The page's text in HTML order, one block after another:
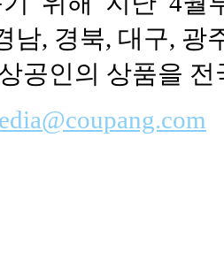
남, 경북, 대구, 광
공인의 상품을